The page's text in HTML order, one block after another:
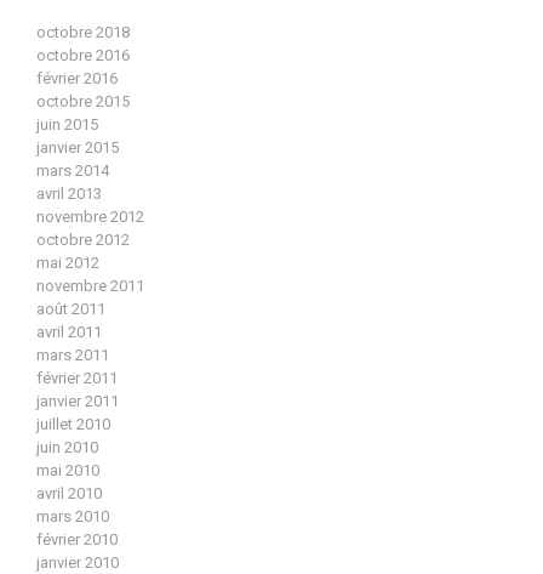
octobre 2018
octobre 2016
février 2016
octobre 2015
juin 2015
janvier 2015
mars 2014
avril 2013
novembre 2012
octobre 2012
mai 2012
novembre 2011
août 2011
avril 2011
mars 2011
février 2011
janvier 2011
juillet 2010
juin 2010
mai 2010
avril 2010
mars 2010
février 2010
janvier 2010